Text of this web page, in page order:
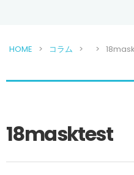
HOME コラム
18masktest